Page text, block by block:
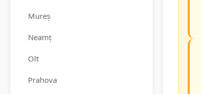
Mureș
Neamț
Olt
Prahova